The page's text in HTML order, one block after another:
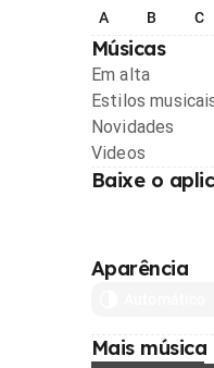
A B C
Músicas
Em alta
Estilos
Novidades
Videos
Baixe o
Aparência
Mais música